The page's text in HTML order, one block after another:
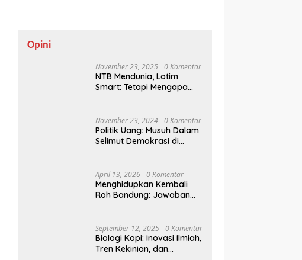
Opini
November 23, 2025 0 Komentar
NTB Mendunia, Lotim
Smart: Tetapi Mengapa
November 23, 2024 0 Komentar
Politik Uang: Musuh Dalam
Selimut Demokrasi di
April 13, 2026 0 Komentar
Menghidupkan Kembali
Roh Bandung: Jawaban
September 12, 2025 0 Komentar
Biologi Kopi: Inovasi Ilmiah,
Tren Kekinian, dan